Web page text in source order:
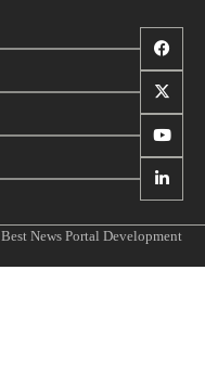
Best News Portal Development